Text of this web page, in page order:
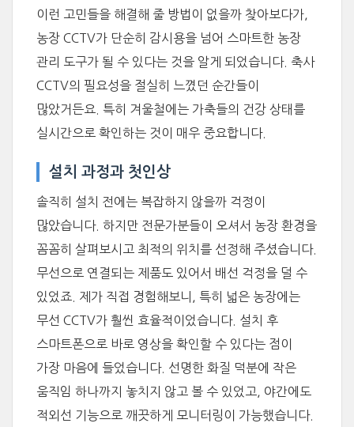
이런 고민들을 해결해 줄 방법이 없을까 찾아보다가,
농장 CCTV가 단순히 감시용을 넘어 스마트한 농장
관리 도구가 될 수 있다는 것을 알게 되었습니다. 축사
CCTV의 필요성을 절실히 느꼈던 순간들이
많았거든요. 특히 겨울철에는 가축들의 건강 상태를
실시간으로 확인하는 것이 매우 중요합니다.
설치 과정과 첫인상
솔직히 설치 전에는 복잡하지 않을까 걱정이
많았습니다. 하지만 전문가분들이 오셔서 농장 환경을
꼼꼼히 살펴보시고 최적의 위치를 선정해 주셨습니다.
무선으로 연결되는 제품도 있어서 배선 걱정을 덜 수
있었죠. 제가 직접 경험해보니, 특히 넓은 농장에는
무선 CCTV가 훨씬 효율적이었습니다. 설치 후
스마트폰으로 바로 영상을 확인할 수 있다는 점이
가장 마음에 들었습니다. 선명한 화질 덕분에 작은
움직임 하나까지 놓치지 않고 볼 수 있었고, 야간에도
적외선 기능으로 깨끗하게 모니터링이 가능했습니다.